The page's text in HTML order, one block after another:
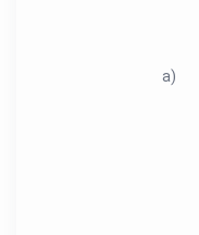
a)